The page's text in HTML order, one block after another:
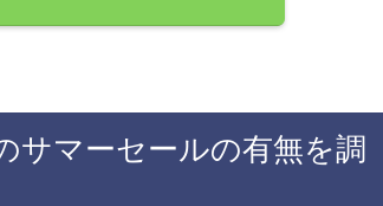
サマーセールの有無を調